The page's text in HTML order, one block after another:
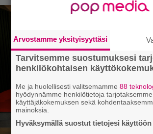
Arvostamme yksityisyyttäsi
Tarvitsemme suostumuksesi
henkilökohtaisen
Me ja huolellisesti valitsemamme88
hyödynnämme henkilötietoja
käyttäjäkokemuksen sekä
mainoksia.
Hyväksymällä suostut tietojesi käyttöön